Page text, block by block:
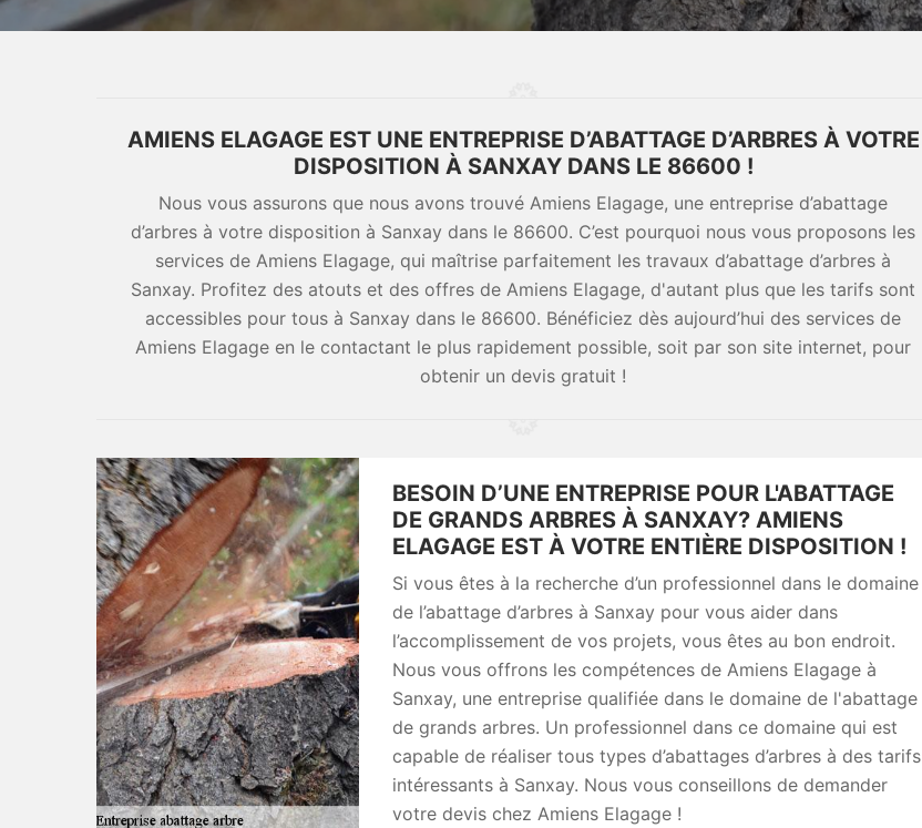
AMIENS ELAGAGE EST UNE ENTREPRISE D’ABATTAGE D’ARBRES À VOTRE
DISPOSITION À SANXAY DANS LE 86600 !
Nous vous assurons que nous avons trouvé Amiens Elagage, une entreprise d’abattage
d’arbres à votre disposition à Sanxay dans le 86600. C’est pourquoi nous vous proposons les
services de Amiens Elagage, qui maîtrise parfaitement les travaux d’abattage d’arbres à
Sanxay. Profitez des atouts et des offres de Amiens Elagage, d'autant plus que les tarifs sont
accessibles pour tous à Sanxay dans le 86600. Bénéficiez dès aujourd’hui des services de
Amiens Elagage en le contactant le plus rapidement possible, soit par son site internet, pour
obtenir un devis gratuit !
BESOIN D’UNE ENTREPRISE POUR L'ABATTAGE
DE GRANDS ARBRES À SANXAY? AMIENS
ELAGAGE EST À VOTRE ENTIÈRE DISPOSITION !
Si vous êtes à la recherche d’un professionnel dans le domaine
de l’abattage d’arbres à Sanxay pour vous aider dans
l’accomplissement de vos projets, vous êtes au bon endroit.
Nous vous offrons les compétences de Amiens Elagage à
Sanxay, une entreprise qualifiée dans le domaine de l'abattage
de grands arbres. Un professionnel dans ce domaine qui est
capable de réaliser tous types d’abattages d’arbres à des tarifs
intéressants à Sanxay. Nous vous conseillons de demander
votre devis chez Amiens Elagage !